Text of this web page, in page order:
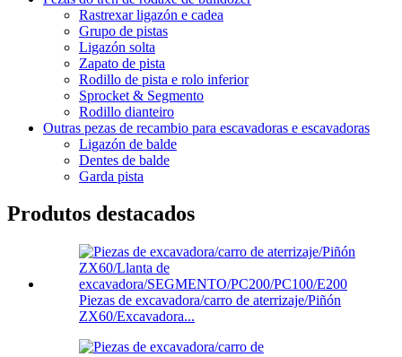
Rastrexar ligazón e cadea
Grupo de pistas
Ligazón solta
Zapato de pista
Rodillo de pista e rolo inferior
Sprocket & Segmento
Rodillo dianteiro
Outras pezas de recambio para escavadoras e escavadoras
Ligazón de balde
Dentes de balde
Garda pista
Produtos destacados
Piezas de excavadora/carro de aterrizaje/Piñón
ZX60/Excavadora...